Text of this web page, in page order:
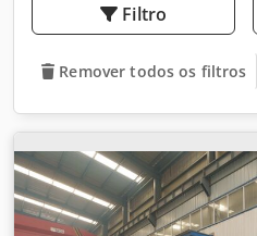
Filtro
Remover todos os filtros